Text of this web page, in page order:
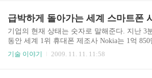
는 점유율로 온라인 음악 시장에서 타의 추종
허하고 있는 상태다. iTunes Music Store는 다운
형태의 서비스만 제공하고 있는데, 인수된
은 웹기반으로 스트리밍 위주의 서비스를 제공
고 있어서 대조된다. 이번 인수는 Apple의 온라
급박하게 돌아가는 세계 스마트폰
기업의 현재 상태는 숫자로 말해준다. 지난 3
동안 세계 1위 휴대폰 제조사 Nokia는 1억 850
의 휴대폰을 출하했으며, 103억 6천만 달러의
기술 이야기 2009. 11. 11. 11:58